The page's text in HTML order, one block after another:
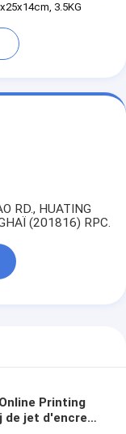
3.5KG
RD., HUATING
(201816) RPC.
Printing
de jet d'encre